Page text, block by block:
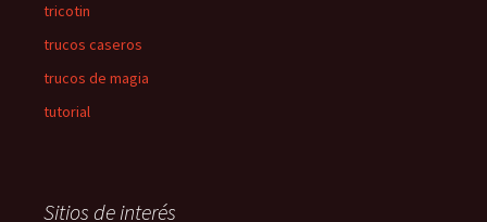
tricotin
trucos caseros
trucos de magia
tutorial
Sitios de interés